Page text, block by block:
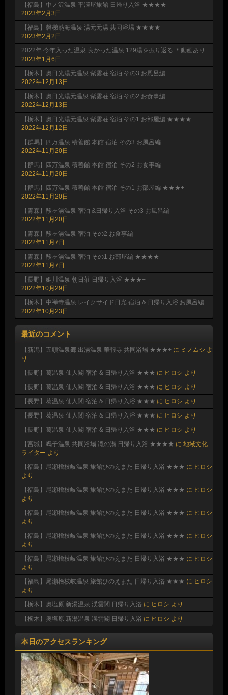
【福島】中ノ沢温泉 平澤屋旅館 日帰り入浴 ★★★★
2023年2月3日
【福島】磐梯熱海温泉 湯元元湯 共同浴場 ★★★★
2023年2月2日
2022年 今年入った温泉 良かった温泉 129湯を振り返る ＊動画あり
2023年1月6日
【栃木】奥日光湯元温泉 紫雲荘 宿泊 その3 お風呂編
2022年12月13日
【栃木】奥日光湯元温泉 紫雲荘 宿泊 その2 お食事編
2022年12月13日
【栃木】奥日光湯元温泉 紫雲荘 宿泊 その1 お部屋編 ★★★★
2022年12月12日
【群馬】四万温泉 積善館 本館 宿泊 その3 お風呂編
2022年11月20日
【群馬】四万温泉 積善館 本館 宿泊 その2 お食事編
2022年11月20日
【群馬】四万温泉 積善館 本館 宿泊 その1 お部屋編 ★★★+
2022年11月20日
【青森】酸ヶ湯温泉 宿泊 &日帰り入浴 その3 お風呂編
2022年11月20日
【青森】酸ヶ湯温泉 宿泊 その2 お食事編
2022年11月7日
【青森】酸ヶ湯温泉 宿泊 その1 お部屋編 ★★★★
2022年11月7日
【長野】姫川温泉 朝日荘 日帰り入浴 ★★★+
2022年10月29日
【栃木】中禅寺温泉 レイクサイド日光 宿泊 & 日帰り入浴 お風呂編
2022年10月23日
最近のコメント
【新潟】五頭温泉郷 出湯温泉 華報寺 共同浴場 ★★★+ に ミノムシ よ
り
【長野】葛温泉 仙人閣 宿泊 & 日帰り入浴 ★★★ に ヒロシ より
【長野】葛温泉 仙人閣 宿泊 & 日帰り入浴 ★★★ に ヒロシ より
【長野】葛温泉 仙人閣 宿泊 & 日帰り入浴 ★★★ に ヒロシ より
【長野】葛温泉 仙人閣 宿泊 & 日帰り入浴 ★★★ に ヒロシ より
【長野】葛温泉 仙人閣 宿泊 & 日帰り入浴 ★★★ に ヒロシ より
【宮城】鳴子温泉 共同浴場 滝の湯 日帰り入浴 ★★★★ に 地域文化
ライター より
【福島】尾瀬檜枝岐温泉 旅館ひのえまた 日帰り入浴 ★★★ に ヒロシ
より
【福島】尾瀬檜枝岐温泉 旅館ひのえまた 日帰り入浴 ★★★ に ヒロシ
より
【福島】尾瀬檜枝岐温泉 旅館ひのえまた 日帰り入浴 ★★★ に ヒロシ
より
【福島】尾瀬檜枝岐温泉 旅館ひのえまた 日帰り入浴 ★★★ に ヒロシ
より
【福島】尾瀬檜枝岐温泉 旅館ひのえまた 日帰り入浴 ★★★ に ヒロシ
より
【福島】尾瀬檜枝岐温泉 旅館ひのえまた 日帰り入浴 ★★★ に ヒロシ
より
【栃木】奥塩原 新湯温泉 渓雲閣 日帰り入浴 に ヒロシ より
【栃木】奥塩原 新湯温泉 渓雲閣 日帰り入浴 に ヒロシ より
本日のアクセスランキング